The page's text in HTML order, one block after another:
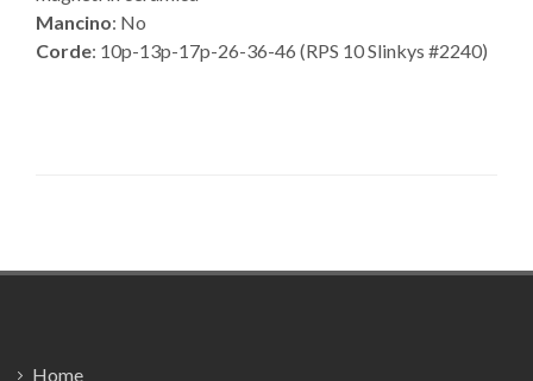
Mancino: No
Corde: 10p-13p-17p-26-36-46 (RPS 10 Slinkys #2240)
Home